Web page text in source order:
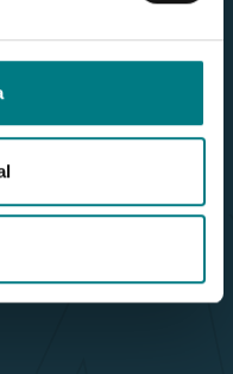
036 - 38 78 60
info.components@mared.se
LinkedIn